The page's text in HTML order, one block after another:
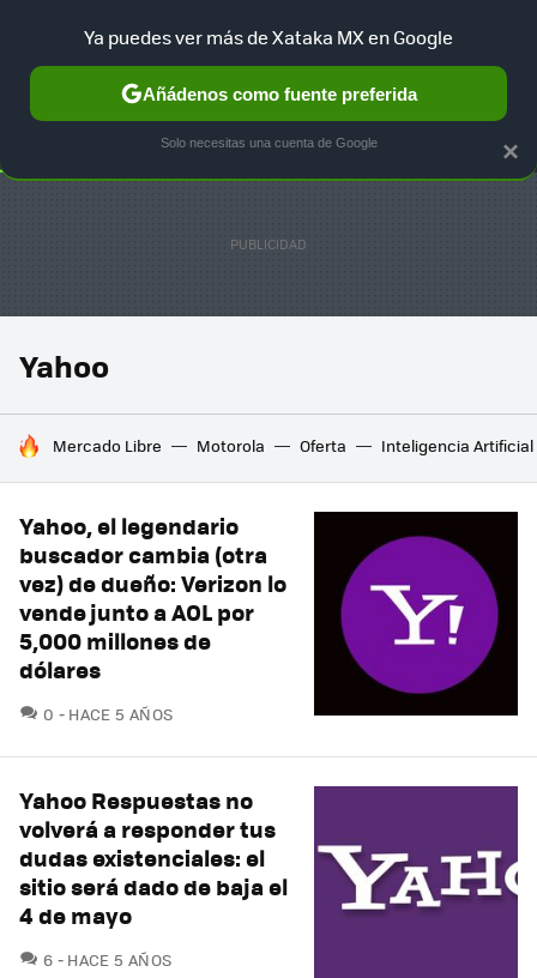
SELECCIÓN GAMING HOME AUTO TERRITORIO
Yahoo
HOY SE HABLA DE
Mercado Libre Motorola Oferta Inteligencia Artificial
Yahoo, el legendario
buscador cambia (otra
vez) de dueño: Verizon lo
vende junto a AOL por
5,000 millones de
dólares
0 COMENTARIOS
HACE 5 AÑOS
Yahoo Respuestas no
volverá a responder tus
dudas existenciales: el
sitio será dado de baja el
4 de mayo
6 COMENTARIOS
HACE 5 AÑOS
×
Ya puedes ver más de Xataka MX en Google
Añádenos como fuente preferida
Solo necesitas una cuenta de Google